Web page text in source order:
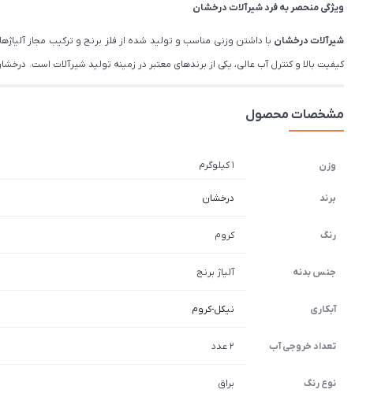
ویژگی منحصر به فرد شیرآلات درخشان
شیرآلات درخشان با داشتن وزنی مناسب و تولید شده از فلز برنج و ترکیب مجاز
کیفیت بالا و کنترل آب عالی، یکی از برندهای معتبر در زمینه تولید شیرآلات است. درخشان تمام
مشخصات محصول
وزن 1 کیلوگرم
برند درخشان
رنگ کروم
جنس بدنه آلیاژ برنج
آبکاری نیکل-کروم
تعداد خروجی آب 2 عدد
نوع رنگ براق